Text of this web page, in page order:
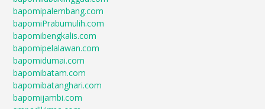
bapomipalembang.com
bapomiPrabumulih.com
bapomibengkalis.com
bapomipelalawan.com
bapomidumai.com
bapomibatam.com
bapomibatanghari.com
bapomijambi.com